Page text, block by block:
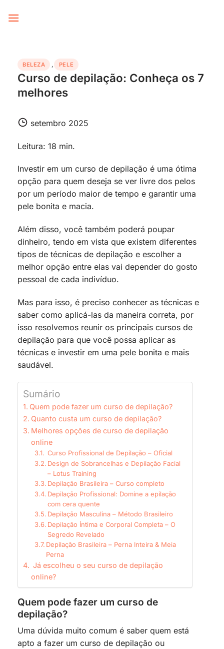
BELEZA , PELE
Curso de depilação: Conheça os 7
melhores
setembro 2025
Leitura: 18 min.
Investir em um curso de depilação é uma ótima
opção para quem deseja se ver livre dos pelos
por um período maior de tempo e garantir uma
pele bonita e macia.
Além disso, você também poderá poupar
dinheiro, tendo em vista que existem diferentes
tipos de técnicas de depilação e escolher a
melhor opção entre elas vai depender do gosto
pessoal de cada indivíduo.
Mas para isso, é preciso conhecer as técnicas e
saber como aplicá-las da maneira correta, por
isso resolvemos reunir os principais cursos de
depilação para que você possa aplicar as
técnicas e investir em uma pele bonita e mais
saudável.
Sumário
Quem pode fazer um curso de depilação?
Quanto custa um curso de depilação?
Melhores opções de curso de depilação
online
Curso Profissional de Depilação – Oficial
Design de Sobrancelhas e Depilação Facial
– Lotus Training
Depilação Brasileira – Curso completo
Depilação Profissional: Domine a epilação
com cera quente
Depilação Masculina – Método Brasileiro
Depilação Íntima e Corporal Completa – O
Segredo Revelado
Depilação Brasileira – Perna Inteira & Meia
Perna
Já escolheu o seu curso de depilação
online?
Quem pode fazer um curso de
depilação?
Uma dúvida muito comum é saber quem está
apto a fazer um curso de depilação ou